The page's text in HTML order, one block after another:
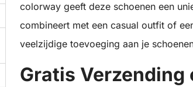
colorway geeft deze schoenen een
combineert met een casual outfit of
veelzijdige toevoeging aan je
Gratis Verzending